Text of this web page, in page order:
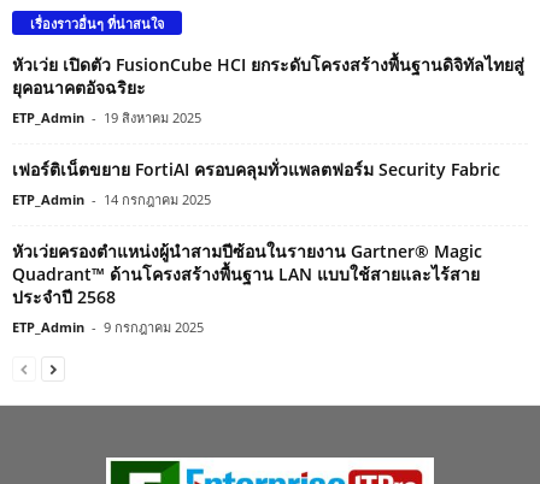
เรื่องราวอื่นๆ ที่น่าสนใจ
หัวเว่ย เปิดตัว FusionCube HCI ยกระดับโครงสร้างพื้นฐานดิจิทัลไทยสู่
ยุคอนาคตอัจฉริยะ
ETP_Admin - 19 สิงหาคม 2025
เฟอร์ติเน็ตขยาย FortiAI ครอบคลุมทั่วแพลตฟอร์ม Security Fabric
ETP_Admin - 14 กรกฎาคม 2025
หัวเว่ยครองตำแหน่งผู้นำสามปีซ้อนในรายงาน Gartner® Magic
Quadrant™ ด้านโครงสร้างพื้นฐาน LAN แบบใช้สายและไร้สาย
ประจำปี 2568
ETP_Admin - 9 กรกฎาคม 2025